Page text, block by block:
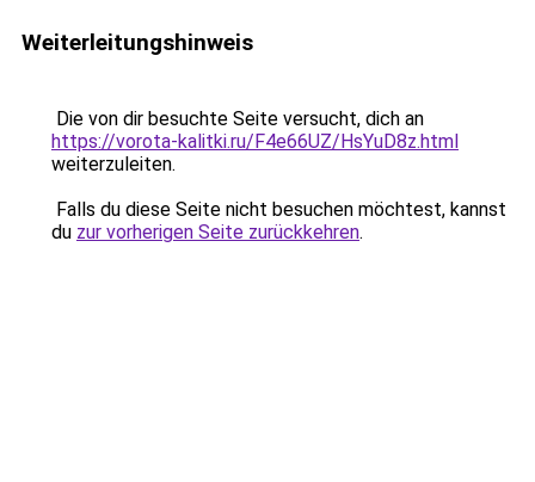
Weiterleitungshinweis
Die von dir besuchte Seite versucht, dich an
https://vorota-kalitki.ru/F4e66UZ/HsYuD8z.html
weiterzuleiten.
Falls du diese Seite nicht besuchen möchtest, kannst
du zur vorherigen Seite zurückkehren.